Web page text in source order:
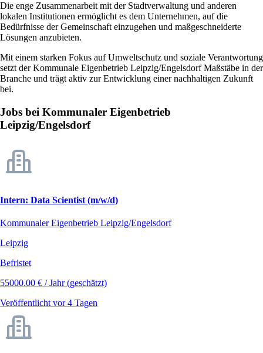
Die enge Zusammenarbeit mit der Stadtverwaltung und anderen
lokalen Institutionen ermöglicht es dem Unternehmen, auf die
Bedürfnisse der Gemeinschaft einzugehen und maßgeschneiderte
Lösungen anzubieten.
Mit einem starken Fokus auf Umweltschutz und soziale Verantwortung
setzt der Kommunale Eigenbetrieb Leipzig/Engelsdorf Maßstäbe in der
Branche und trägt aktiv zur Entwicklung einer nachhaltigen Zukunft
bei.
Jobs bei Kommunaler Eigenbetrieb
Leipzig/Engelsdorf
Intern: Data Scientist (m/w/d)
Kommunaler Eigenbetrieb Leipzig/Engelsdorf
Leipzig
Befristet
55000.00 € / Jahr (geschätzt)
Veröffentlicht vor 4 Tagen